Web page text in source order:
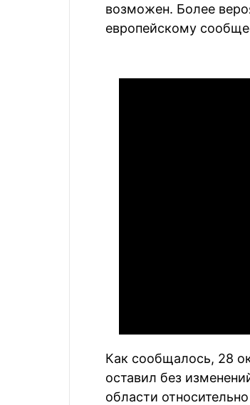
возможен. Более
европейскому
Как сообщалось, 28
оставил без
области